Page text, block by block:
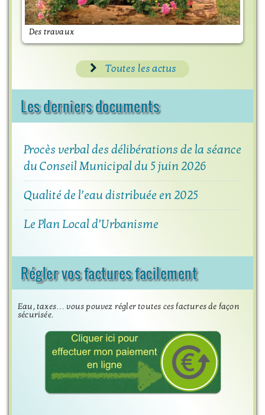
Des travaux
Toutes les actus
Les derniers documents
Procès verbal des délibérations de la séance
du Conseil Municipal du 5 juin 2026
Qualité de l’eau distribuée en 2025
Le Plan Local d’Urbanisme
Régler vos factures facilement
Eau, taxes… vous pouvez régler toutes ces factures de façon
sécurisée.